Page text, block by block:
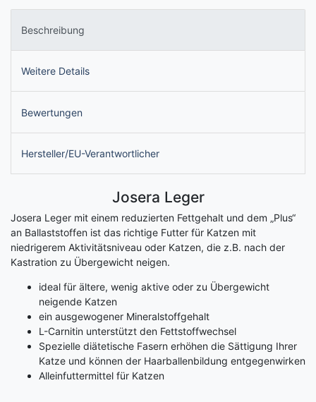
Beschreibung
Weitere Details
Bewertungen
Hersteller/EU-Verantwortlicher
Josera Leger
Josera Leger mit einem reduzierten Fettgehalt und dem „Plus“
an Ballaststoffen ist das richtige Futter für Katzen mit
niedrigerem Aktivitätsniveau oder Katzen, die z.B. nach der
Kastration zu Übergewicht neigen.
ideal für ältere, wenig aktive oder zu Übergewicht
neigende Katzen
ein ausgewogener Mineralstoffgehalt
L-Carnitin unterstützt den Fettstoffwechsel
Spezielle diätetische Fasern erhöhen die Sättigung Ihrer
Katze und können der Haarballenbildung entgegenwirken
Alleinfuttermittel für Katzen